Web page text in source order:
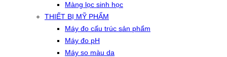
Màng lọc sinh học
THIẾT BỊ MỸ PHẨM
Máy đo cấu trúc sản phẩm
Máy đo pH
Máy so màu da